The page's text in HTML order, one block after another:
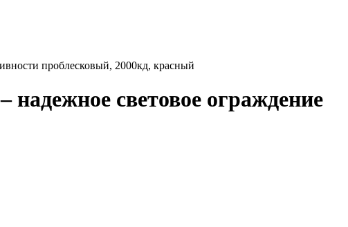
проблесковый, 2000кд, красный
световое ограждение